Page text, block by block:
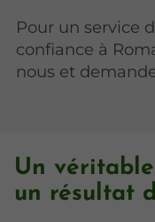
Pour un service
confiance à
nous et
Un
un résultat